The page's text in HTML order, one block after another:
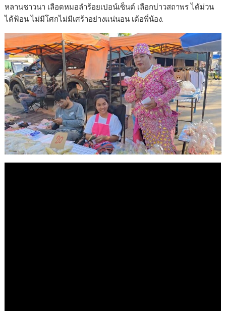
หลานชาวนา เลือดหมอลำร้อยเปอน์เซ็นต์ เลือกบ่าวสถาพร ได้ม่วน
ได้ฟ้อน ไม่มีโศกไม่มีเศร้าอย่างแน่นอน เด้อพี่น้อง.